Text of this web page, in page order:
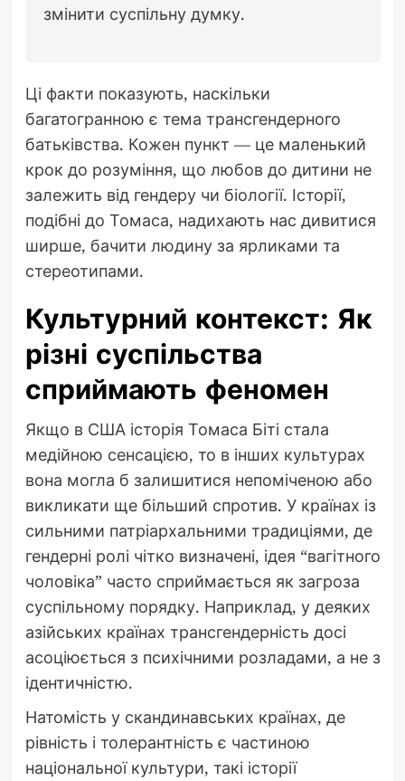
змінити суспільну думку.
Ці факти показують, наскільки
багатогранною є тема трансгендерного
батьківства. Кожен пункт — це маленький
крок до розуміння, що любов до дитини не
залежить від гендеру чи біології. Історії,
подібні до Томаса, надихають нас дивитися
ширше, бачити людину за ярликами та
стереотипами.
Культурний контекст: Як
різні суспільства
сприймають феномен
Якщо в США історія Томаса Біті стала
медійною сенсацією, то в інших культурах
вона могла б залишитися непоміченою або
викликати ще більший спротив. У країнах із
сильними патріархальними традиціями, де
гендерні ролі чітко визначені, ідея “вагітного
чоловіка” часто сприймається як загроза
суспільному порядку. Наприклад, у деяких
азійських країнах трансгендерність досі
асоціюється з психічними розладами, а не з
ідентичністю.
Натомість у скандинавських країнах, де
рівність і толерантність є частиною
національної культури, такі історії